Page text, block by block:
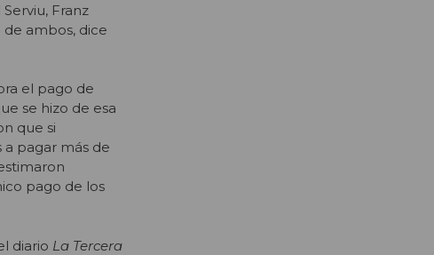
Franz
de ambos, dice
el pago de
se hizo de esa
que si
pagar más de
pago de los
diario La Tercera